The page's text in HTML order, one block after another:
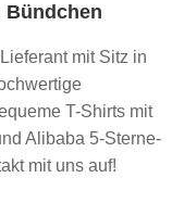
Bündchen
mit Sitz in
T-Shirts mit
Alibaba 5-Sterne-
mit uns auf!